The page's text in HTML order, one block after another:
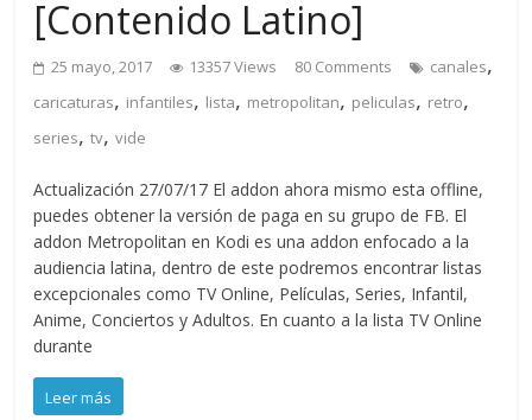
[Contenido Latino]
25 mayo, 2017 13357 Views 80 Comments canales,
caricaturas, infantiles, lista, metropolitan, peliculas, retro,
series,tv,vide
Actualización 27/07/17 El addon ahora mismo esta offline,
puedes obtener la versión de paga en su grupo de FB. El
addon Metropolitan en Kodi es una addon enfocado a la
audiencia latina, dentro de este podremos encontrar listas
excepcionales como TV Online, Películas, Series, Infantil,
Anime, Conciertos y Adultos. En cuanto a la lista TV Online
durante
Leer más